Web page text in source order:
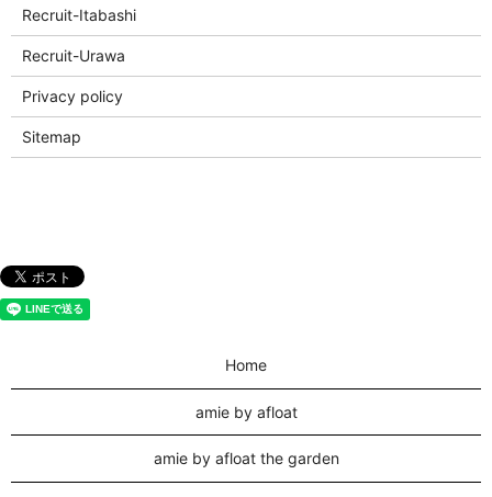
Recruit-Itabashi
Recruit-Urawa
Privacy policy
Sitemap
Home
amie by afloat
amie by afloat the garden